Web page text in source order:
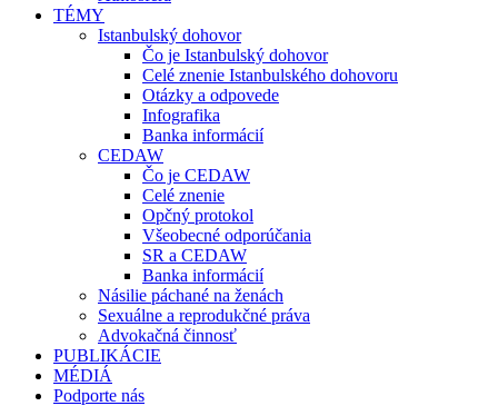
TÉMY
Istanbulský dohovor
Čo je Istanbulský dohovor
Celé znenie Istanbulského dohovoru
Otázky a odpovede
Infografika
Banka informácií
CEDAW
Čo je CEDAW
Celé znenie
Opčný protokol
Všeobecné odporúčania
SR a CEDAW
Banka informácií
Násilie páchané na ženách
Sexuálne a reprodukčné práva
Advokačná činnosť
PUBLIKÁCIE
MÉDIÁ
Podporte nás